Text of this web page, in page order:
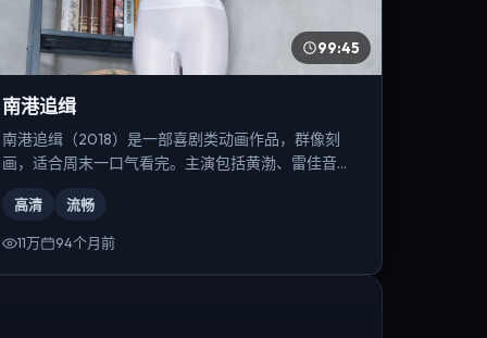
99:45
南港追缉
南港追缉（2018）是一部喜剧类动画作品，群像刻
画，适合周末一口气看完。主演包括黄渤、雷佳音、
高清 流畅
11万 94个月前